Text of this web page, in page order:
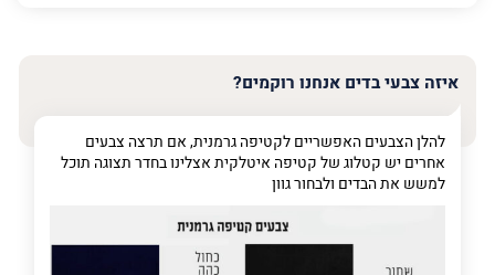
שלך
טלפון (חובה)
איזה צבעי בדים אנחנו רוקמים?
להלן הצבעים האפשריים לקטיפה גרמנית, אם תרצה צבעים
אחרים יש קטלוג של קטיפה איטלקית אצלינו בחדר תצוגה תוכל
למשש את הבדים ולבחור גוון